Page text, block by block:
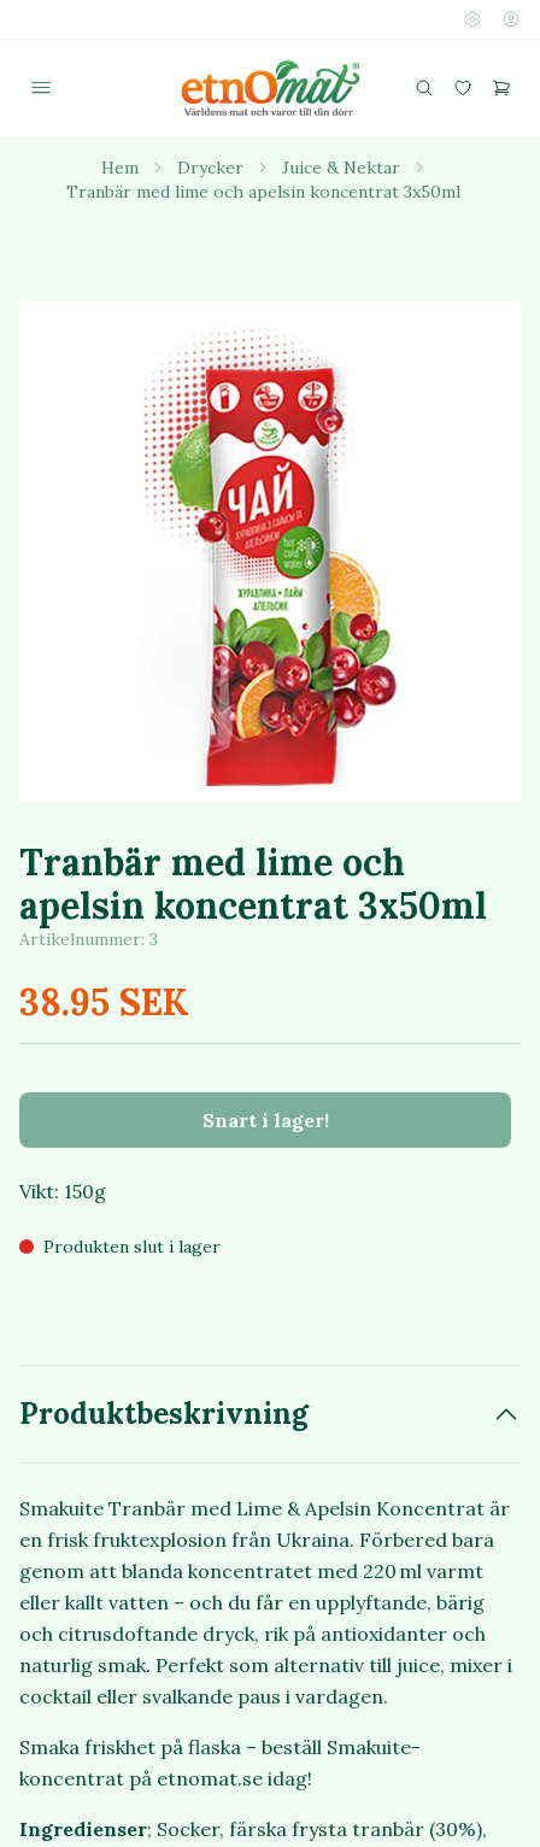
Hem Drycker
Juice & Nektar
Tranbär med lime och apelsin koncentrat 3x50ml
Tranbär med lime och
apelsin koncentrat 3x50ml
Artikelnummer: 3
38.95 SEK
Snart i lager!
Vikt: 150g
Produkten slut i lager
Produktbeskrivning
Smakuite Tranbär med Lime & Apelsin Koncentrat är
en frisk fruktexplosion från Ukraina. Förbered bara
genom att blanda koncentratet med 220 ml varmt
eller kallt vatten – och du får en upplyftande, bärig
och citrusdoftande dryck, rik på antioxidanter och
naturlig smak. Perfekt som alternativ till juice, mixer i
cocktail eller svalkande paus i vardagen.
Smaka friskhet på flaska – beställ Smakuite-
koncentrat på etnomat.se idag!
Ingredienser; Socker, färska frysta tranbär (30%),